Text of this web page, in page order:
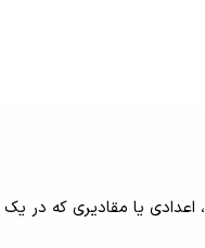
، اعدادی یا مقادیری که در